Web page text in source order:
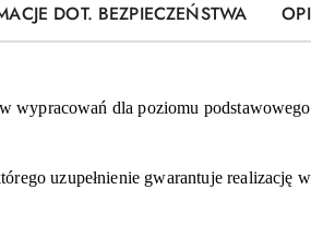
DOT. BEZPIECZEŃSTWA
wypracowań dla poziomu
uzupełnienie gwarantuje realizację